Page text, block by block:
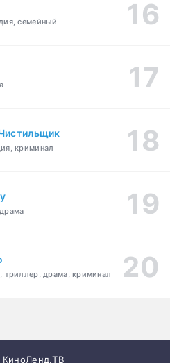
семейный
криминал
триллер, драма, криминал